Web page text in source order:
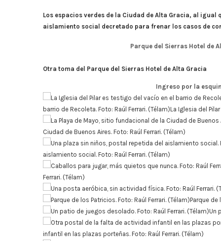
Los espacios verdes de la Ciudad de Alta Gracia, al
aislamiento social decretado para frenar los casos de
Parque del Sierras Hotel de
Otra toma del Parque del Sierras Hotel de Alta Gracia
Ingreso por la
barrio de Recoleta. Foto: Raúl Ferrari. (Télam)La Iglesia del
Ciudad de Buenos Aires. Foto: Raúl Ferrari. (Télam)
aislamiento social. Foto: Raúl Ferrari. (Télam)
Ferrari. (Télam)
Parque de
Un
infantil en las plazas porteñas. Foto: Raúl Ferrari. (Télam)